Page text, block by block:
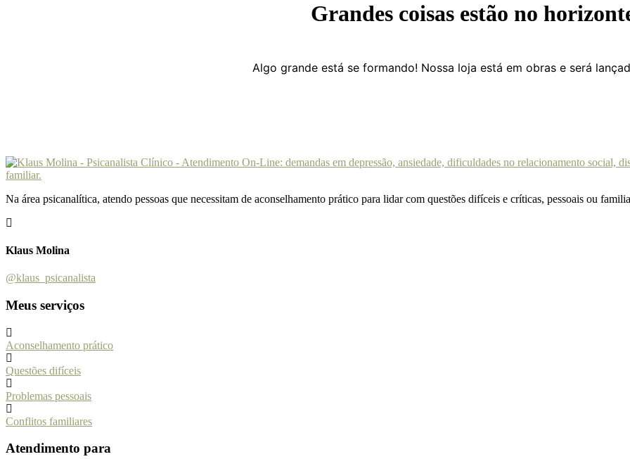
Grandes coisas estão no
Algo grande está se formando! Nossa loja está em obras e será
Na área psicanalítica, atendo pessoas que necessitam de aconselhamento prático para lidar com questões difíceis e críticas, pessoais ou
Klaus Molina
@klaus_psicanalista
Meus serviços
Aconselhamento prático
Questões difíceis
Problemas pessoais
Conflitos familiares
Atendimento para